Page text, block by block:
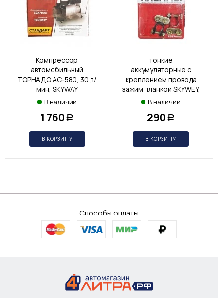
Компрессор
автомобильный
ТОРНАДО АС-580, 30 л/
мин, SKYWAY
В наличии
1 760 Р
В КОРЗИНУ
тонкие
аккумуляторные с
креплением провода
зажим планкой SKYWEY,
В наличии
290 Р
В КОРЗИНУ
Способы оплаты